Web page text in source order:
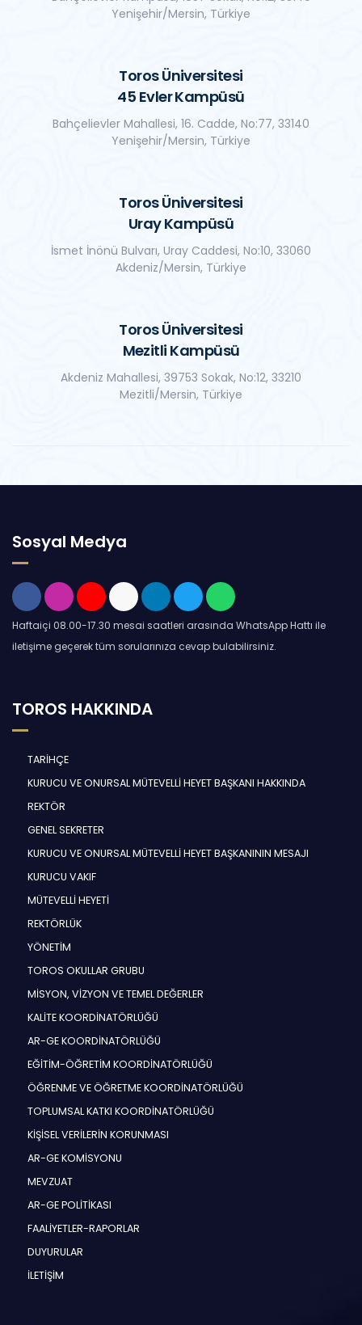
Yenişehir/Mersin, Türkiye
Toros Üniversitesi
45 Evler Kampüsü
Bahçelievler Mahallesi, 16. Cadde, No:77, 33140
Yenişehir/Mersin, Türkiye
Toros Üniversitesi
Uray Kampüsü
İsmet İnönü Bulvarı, Uray Caddesi, No:10, 33060
Akdeniz/Mersin, Türkiye
Toros Üniversitesi
Mezitli Kampüsü
Akdeniz Mahallesi, 39753 Sokak, No:12, 33210
Mezitli/Mersin, Türkiye
Sosyal Medya
Haftaiçi 08.00-17.30 mesai saatleri arasında WhatsApp Hattı ile
iletişime geçerek tüm sorularınıza cevap bulabilirsiniz.
TOROS HAKKINDA
TARİHÇE
KURUCU VE ONURSAL MÜTEVELLİ HEYET BAŞKANI HAKKINDA
REKTÖR
GENEL SEKRETER
KURUCU VE ONURSAL MÜTEVELLİ HEYET BAŞKANININ MESAJI
KURUCU VAKIF
MÜTEVELLİ HEYETİ
REKTÖRLÜK
YÖNETİM
TOROS OKULLAR GRUBU
MİSYON, VİZYON VE TEMEL DEĞERLER
KALİTE KOORDİNATÖRLÜĞÜ
AR-GE KOORDİNATÖRLÜĞÜ
EĞİTİM-ÖĞRETİM KOORDİNATÖRLÜĞÜ
ÖĞRENME VE ÖĞRETME KOORDİNATÖRLÜĞÜ
TOPLUMSAL KATKI KOORDİNATÖRLÜĞÜ
KİŞİSEL VERİLERİN KORUNMASI
AR-GE KOMİSYONU
MEVZUAT
AR-GE POLİTİKASI
FAALİYETLER-RAPORLAR
DUYURULAR
İLETİŞİM